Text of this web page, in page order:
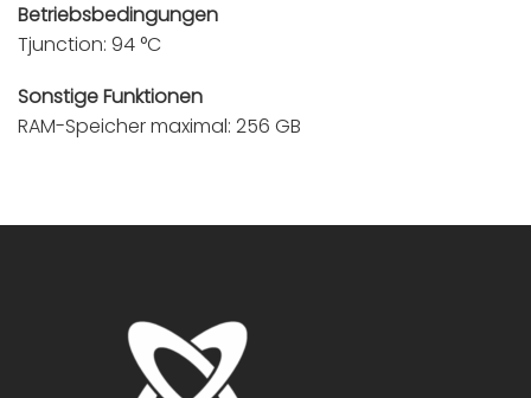
Betriebsbedingungen
Tjunction: 94 °C
Sonstige Funktionen
RAM-Speicher maximal: 256 GB